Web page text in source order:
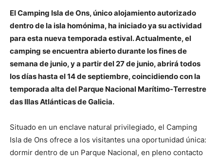
El Camping Isla de Ons, único alojamiento autorizado
dentro de la isla homónima, ha iniciado ya su actividad
para esta nueva temporada estival. Actualmente, el
camping se encuentra abierto durante los fines de
semana de junio, y a partir del 27 de junio, abrirá todos
los días hasta el 14 de septiembre, coincidiendo con la
temporada alta del Parque Nacional Marítimo-Terrestre
das Illas Atlánticas de Galicia.
Situado en un enclave natural privilegiado, el Camping
Isla de Ons ofrece a los visitantes una oportunidad única:
dormir dentro de un Parque Nacional, en pleno contacto